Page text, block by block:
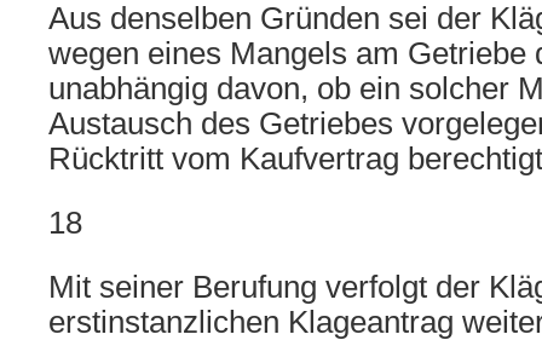
Aus denselben Gründen sei der
wegen eines Mangels am Getriebe
unabhängig davon, ob ein solcher
Austausch des Getriebes
Rücktritt vom Kaufvertrag
18
Mit seiner Berufung verfolgt der
erstinstanzlichen Klageantrag